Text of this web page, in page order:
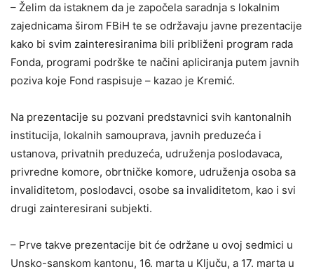
– Želim da istaknem da je započela saradnja s lokalnim
zajednicama širom FBiH te se održavaju javne prezentacije
kako bi svim zainteresiranima bili približeni program rada
Fonda, programi podrške te načini apliciranja putem javnih
poziva koje Fond raspisuje – kazao je Kremić.
Na prezentacije su pozvani predstavnici svih kantonalnih
institucija, lokalnih samouprava, javnih preduzeća i
ustanova, privatnih preduzeća, udruženja poslodavaca,
privredne komore, obrtničke komore, udruženja osoba sa
invaliditetom, poslodavci, osobe sa invaliditetom, kao i svi
drugi zainteresirani subjekti.
– Prve takve prezentacije bit će održane u ovoj sedmici u
Unsko-sanskom kantonu, 16. marta u Ključu, a 17. marta u